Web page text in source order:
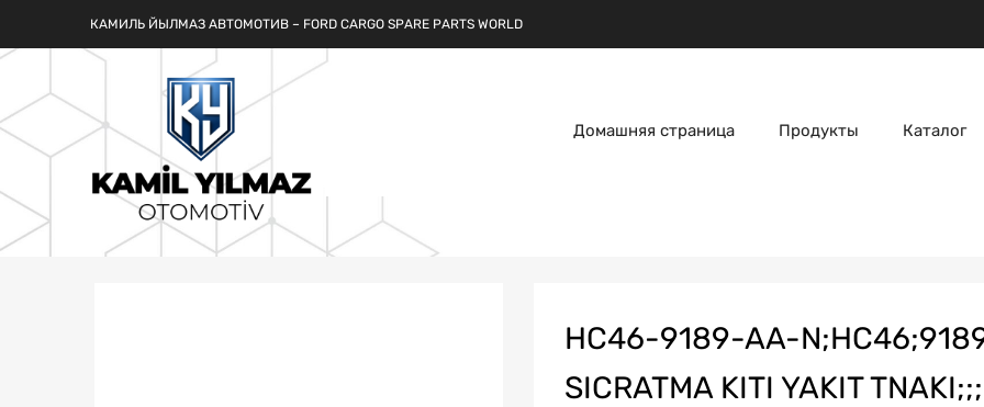
КАМИЛЬ ЙЫЛМАЗ АВТОМОТИВ – FORD CARGO SPARE PARTS WORLD
Домашняя страница Продукты Каталог
HC46-9189-AA-
SICRATMA KITI YAKIT TNAKI;;;